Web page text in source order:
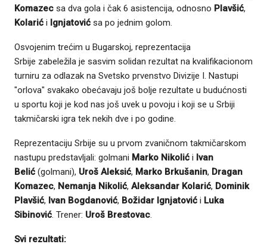
Komazec sa dva gola i čak 6 asistencija, odnosno Plavšić,
Kolarić i Ignjatović sa po jednim golom.
Osvojenim trećim u Bugarskoj, reprezentacija
Srbije zabeležila je sasvim solidan rezultat na kvalifikacionom
turniru za odlazak na Svetsko prvenstvo Divizije I. Nastupi
"orlova" svakako obećavaju još bolje rezultate u budućnosti
u sportu koji je kod nas još uvek u povoju i koji se u Srbiji
takmičarski igra tek nekih dve i po godine.
Reprezentaciju Srbije su u prvom zvaničnom takmičarskom
nastupu predstavljali: golmani Marko Nikolić i Ivan
Belić (golmani), Uroš Aleksić, Marko Brkušanin, Dragan
Komazec, Nemanja Nikolić, Aleksandar Kolarić, Dominik
Plavšić, Ivan Bogdanović, Božidar Ignjatović i Luka
Sibinović. Trener: Uroš Brestovac.
Svi rezultati: